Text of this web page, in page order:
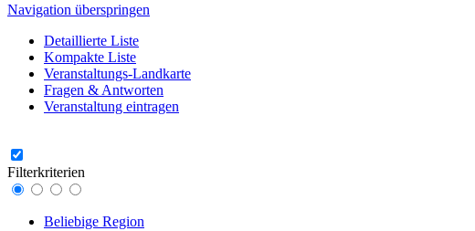
Navigation überspringen
Detaillierte Liste
Kompakte Liste
Veranstaltungs-Landkarte
Fragen & Antworten
Veranstaltung eintragen
Filterkriterien
Beliebige Region